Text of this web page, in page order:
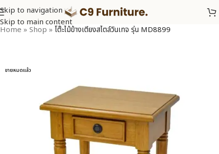
Skip to navigation
Skip to main content
Home » Shop » โต๊ะไม้ข้างเตียงสไตล์วินเทจ รุ่น MD8899
ขายหมดแล้ว